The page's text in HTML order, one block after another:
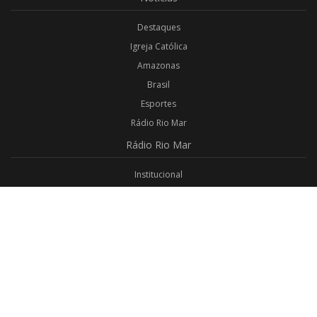
Destaques
Igreja Católica
Amazonas
Brasil
Esportes
Rádio Rio Mar
Rádio Rio Mar
Institucional